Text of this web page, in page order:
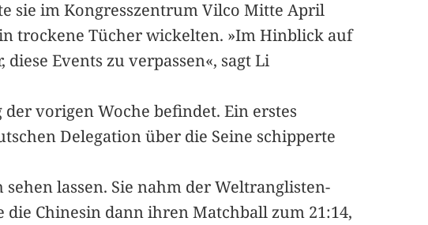
sie im Kongresszentrum Vilco Mitte April
trockene Tücher wickelten. »Im Hinblick auf
Events zu verpassen«, sagt Li
vorigen Woche befindet. Ein erstes
Delegation über die Seine schipperte
lassen. Sie nahm der Weltranglisten-
Chinesin dann ihren Matchball zum 21:14,